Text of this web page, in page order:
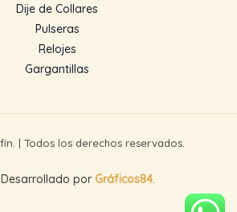
Dije de Collares
Pulseras
Relojes
Gargantillas
| Todos los derechos reservados.
por Gráficos84.